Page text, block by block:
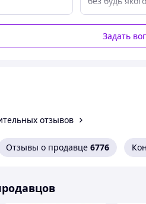
нажатие 3-5 секунд для
в специальные
Мы также гарантируем
Задать
отзывов
Отзывы о продавце 6776